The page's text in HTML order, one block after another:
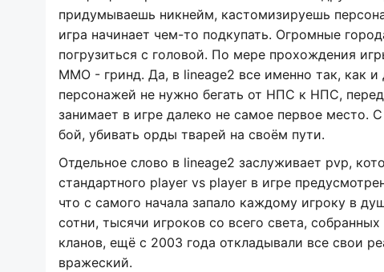
придумываешь никнейм, кастомизируешь
игра начинает чем-то подкупать. Огромные
погрузиться с головой. По мере прохождения
ММО - гринд. Да, в lineage2 все именно так, как
персонажей не нужно бегать от НПС к НПС,
занимает в игре далеко не самое первое место.
бой, убивать орды тварей на своём пути.
Отдельное слово в lineage2 заслуживает pvp,
стандартного player vs player в игре
что с самого начала запало каждому игроку в
сотни, тысячи игроков со всего света,
кланов, ещё с 2003 года откладывали все свои
вражеский.